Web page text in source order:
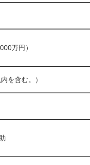
万円）
を含む。）